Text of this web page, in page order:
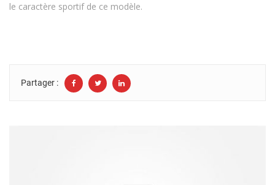
le caractère sportif de ce modèle.
Partager :